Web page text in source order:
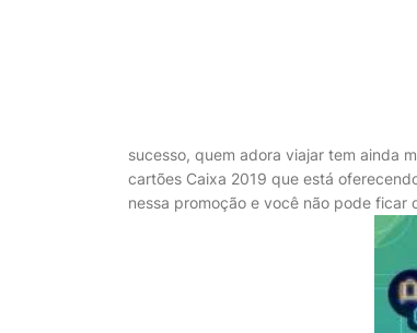
sucesso, quem adora viajar tem ainda
cartões Caixa 2019 que está
nessa promoção e você não pode ficar